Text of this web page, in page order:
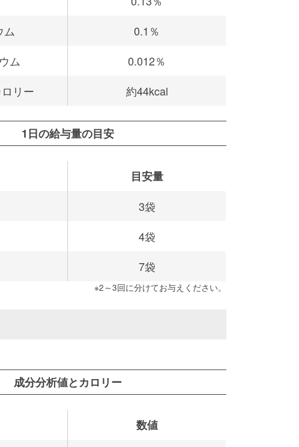
ム
0.1％
ム
0.012％
リー
約44kcal
1日の給与量の目安
目安量
3袋
4袋
7袋
※2～3回に分けてお与えください。
成分分析値とカロリー
数値